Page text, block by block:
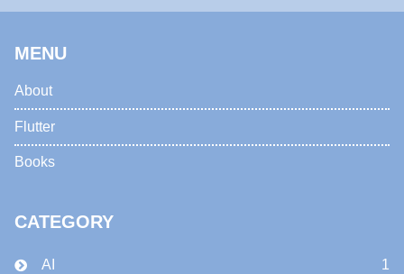
MENU
About
Flutter
Books
CATEGORY
AI 1